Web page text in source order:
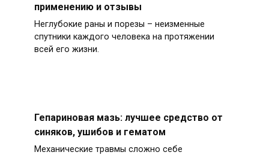
применению и отзывы
Неглубокие раны и порезы – неизменные
спутники каждого человека на протяжении
всей его жизни.
Гепариновая мазь: лучшее средство от
синяков, ушибов и гематом
Механические травмы сложно себе